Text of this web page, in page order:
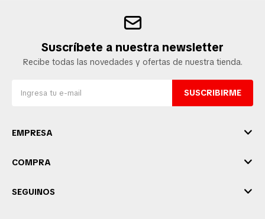
Suscríbete a nuestra newsletter
Recibe todas las novedades y ofertas de nuestra tienda.
SUSCRIBIRME
EMPRESA
COMPRA
SEGUINOS